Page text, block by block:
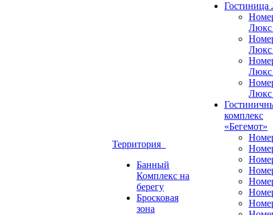
Территория
Банный
Комплекс на
берегу
Бросковая
зона
комплекс
«Бегемот»